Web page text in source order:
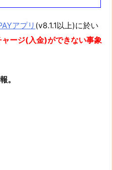
アプリ (v8.1.1以上)に於い
ャージ(入金)ができない事象
。